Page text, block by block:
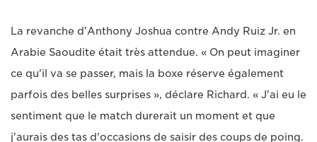
La revanche d'Anthony Joshua contre Andy Ruiz Jr. en
Arabie Saoudite était très attendue. « On peut imaginer
ce qu'il va se passer, mais la boxe réserve également
parfois des belles surprises », déclare Richard. « J'ai eu le
sentiment que le match durerait un moment et que
j'aurais des tas d'occasions de saisir des coups de poing.